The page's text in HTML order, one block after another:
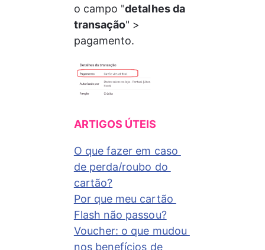
o campo "detalhes da
transação" >
pagamento.
ARTIGOS ÚTEIS
O que fazer em caso
de perda/roubo do
cartão?
Por que meu cartão
Flash não passou?
Voucher: o que mudou
nos benefícios de